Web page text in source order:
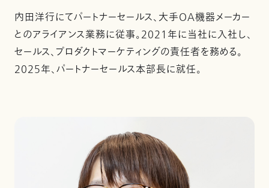
内田洋行にてパートナーセールス、大手OA機器メーカー
とのアライアンス業務に従事。2021年に当社に入社し、
セールス、プロダクトマーケティングの責任者を務める。
2025年、パートナーセールス本部長に就任。